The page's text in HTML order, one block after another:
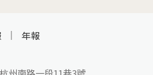
年報